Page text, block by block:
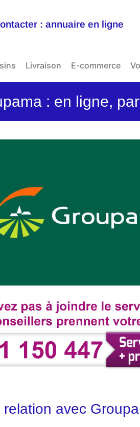
: annuaire en ligne
Livraison E-commerce
: en ligne,
avec